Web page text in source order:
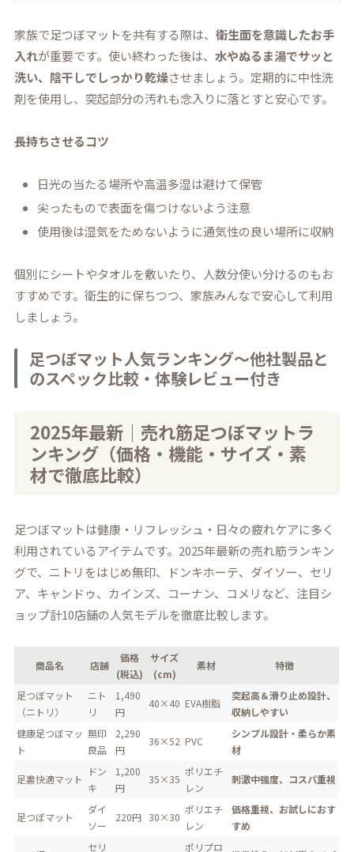
家族で足つぼマットを共有する際は、衛生面を意識したお手
入れが重要です。使い終わった後は、水やぬるま湯でサッと
洗い、陰干しでしっかり乾燥させましょう。定期的に中性洗
剤を使用し、突起部分の汚れも念入りに落とすと安心です。
長持ちさせるコツ
日光の当たる場所や高温多湿は避けて保管
尖ったもので表面を傷つけないよう注意
使用後は湿気をためないように通気性の良い場所に収納
個別にシートやタオルを敷いたり、人数分使い分けるのもお
すすめです。衛生的に保ちつつ、家族みんなで安心して利用
しましょう。
足つぼマット人気ランキング～他社製品と
のスペック比較・体験レビュー付き
2025年最新｜売れ筋足つぼマットラ
ンキング（価格・機能・サイズ・素
材で徹底比較）
足つぼマットは健康・リフレッシュ・日々の疲れケアに多く
利用されているアイテムです。2025年最新の売れ筋ランキン
グで、ニトリをはじめ無印、ドンキホーテ、ダイソー、セリ
ア、キャンドゥ、カインズ、コーナン、コメリなど、注目シ
ョップ計10店舗の人気モデルを徹底比較します。
商品名 店舗
価格
(税込)
サイズ
(cm)
素材 特徴
足つぼマット
（ニトリ）
ニト
リ
1,490
円
40×40 EVA樹脂
突起高＆滑り止め設計、
収納しやすい
健康足つぼマッ
ト
無印
良品
2,290
円
36×52 PVC
シンプル設計・柔らか素
材
足裏快適マット
ドン
キ
1,200
円
35×35
ポリエチ
レン
刺激中強度、コスパ重視
足つぼマット
ダイ
ソー
220円 30×30
ポリエチ
レン
価格重視、お試しにおす
すめ
セリ ポリプロ